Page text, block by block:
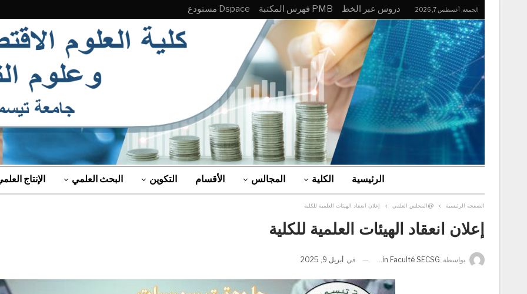
الجمعة, أغسطس 7, 2026 دروس عبر الخط PMB فهرس المكتبة Dspace مستودع
الرئيسية الكلية المجالس الأقسام التكوين البحث العلمي الإنتاج
الصفحة الرئيسية @المجلس العلمي إعلان انعقاد الهيئات العلمية للكلية
إعلان انعقاد الهيئات العلمية للكلية
بواسطة Admin Faculté SECSG في أبريل 9, 2025